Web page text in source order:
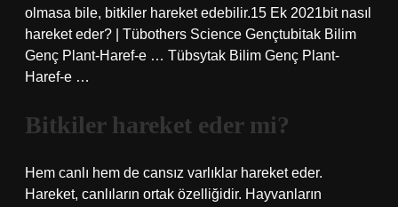
olmasa bile, bitkiler hareket edebilir.15 Ek 2021bit nasıl
hareket eder? | Tübothers Science Gençtubitak Bilim
Genç Plant-Haref-e … Tübsytak Bilim Genç Plant-
Haref-e …
Bitkiler hareket eder mi?
Hem canlı hem de cansız varlıklar hareket eder.
Hareket, canlıların ortak özelliğidir. Hayvanların